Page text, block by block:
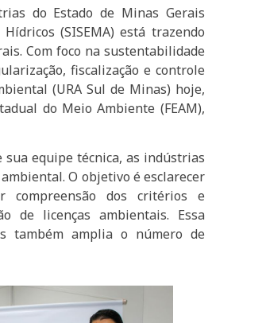
do Estado de Minas Gerais
(SISEMA) está trazendo
Com foco na sustentabilidade
fiscalização e controle
(URA Sul de Minas) hoje,
do Meio Ambiente (FEAM),
sua equipe técnica, as indústrias
O objetivo é esclarecer
compreensão dos critérios e
de licenças ambientais. Essa
também amplia o número de